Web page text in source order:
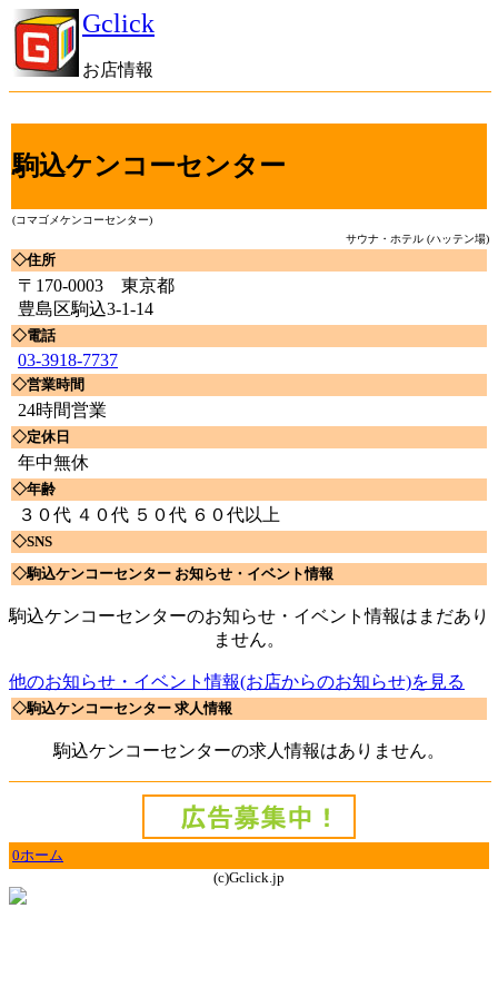
Gclick
お店情報
駒込ケンコーセンター
(コマゴメケンコーセンター)
サウナ・ホテル (ハッテン場)
◇住所
〒170-0003 東京都
豊島区駒込3-1-14
◇電話
03-3918-7737
◇営業時間
24時間営業
◇定休日
年中無休
◇年齢
３０代 ４０代 ５０代 ６０代以上
◇SNS
◇駒込ケンコーセンター お知らせ・イベント情報
駒込ケンコーセンターのお知らせ・イベント情報はまだあり
ません。
他のお知らせ・イベント情報(お店からのお知らせ)を見る
◇駒込ケンコーセンター 求人情報
駒込ケンコーセンターの求人情報はありません。
0ホーム
(c)Gclick.jp